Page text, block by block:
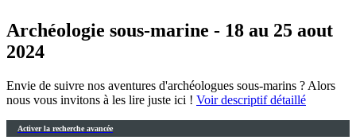
Archéologie sous-marine - 18 au 25 aout
2024
Envie de suivre nos aventures d'archéologues sous-marins ? Alors
nous vous invitons à les lire juste ici ! Voir descriptif détaillé
Activer la recherche avancée